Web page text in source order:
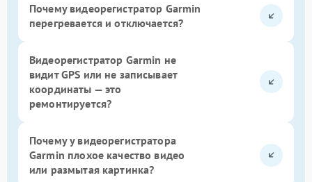
Почему видеорегистратор Garmin
перегревается и отключается?
Видеорегистратор Garmin не
видит GPS или не записывает
координаты — это
ремонтируется?
Почему у видеорегистратора
Garmin плохое качество видео
или размытая картинка?